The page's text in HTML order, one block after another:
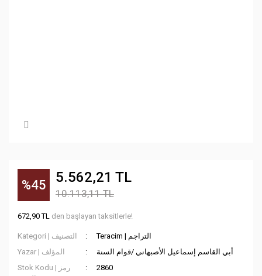
%45 5.562,21 TL
10.113,11 TL
672,90 TL den başlayan taksitlerle!
Kategori | التصنيف
Teracim | التراجم
Yazar | المؤلف
أبي القاسم إسماعيل الأصبهاني /قوام السنة
Stok Kodu | رمز
2860